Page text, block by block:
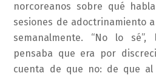
norcoreanos sobre qué
sesiones de adoctrinamiento
semanalmente. “No lo
pensaba que era por
cuenta de que no: de que al